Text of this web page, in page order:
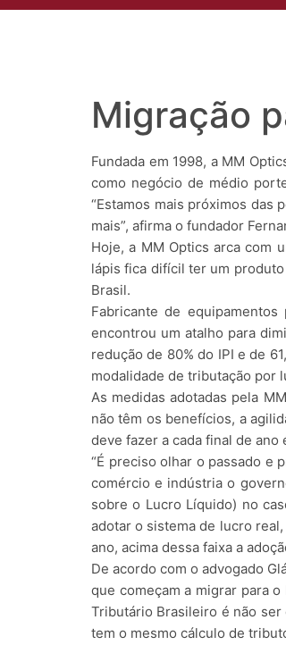
Migração
Fundada em 1998, a MM
como negócio de médio
“Estamos mais próximos das
mais”, afirma o fundador
Hoje, a MM Optics arca com
lápis fica difícil ter um
Brasil.
Fabricante de
encontrou um atalho para
redução de 80% do IPI e de
modalidade de tributação por
As medidas adotadas pela
não têm os benefícios, a
deve fazer a cada final de
“É preciso olhar o passado e
comércio e indústria o
sobre o Lucro Líquido) no
adotar o sistema de lucro
ano, acima dessa faixa a
De acordo com o advogado
que começam a migrar para
Tributário Brasileiro é não
tem o mesmo cálculo de